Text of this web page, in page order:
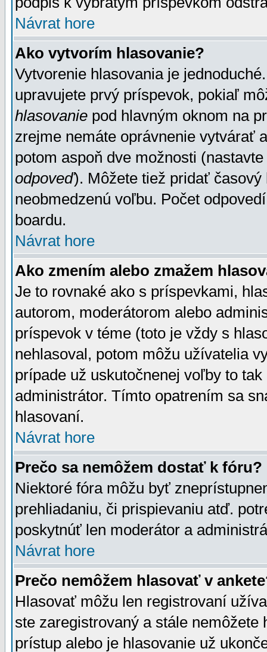
Návrat hore
Ako vytvorím hlasovanie?
Vytvorenie hlasovania je
upravujete prvý príspevok, pokiaľ
hlasovanie pod hlavným oknom na
zrejme nemáte oprávnenie vytvárať
potom aspoň dve možnosti
odpoveď). Môžete tiež pridať
neobmedzenú voľbu. Počet
boardu.
Návrat hore
Ako zmením alebo zmažem
Je to rovnaké ako s príspevkami,
autorom, moderátorom alebo
príspevok v téme (toto je vždy s
nehlasoval, potom môžu užívatelia
prípade už uskutočnenej voľby to
administrátor. Tímto opatrením sa
hlasovaní.
Návrat hore
Prečo sa nemôžem dostať k fóru?
Niektoré fóra môžu byť
prehliadaniu, či prispievaniu atď.
poskytnúť len moderátor a
Návrat hore
Prečo nemôžem hlasovať v
Hlasovať môžu len registrovaní
ste zaregistrovaný a stále
prístup alebo je hlasovanie už